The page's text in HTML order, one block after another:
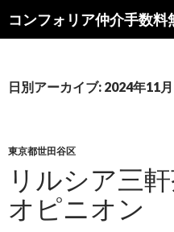
コンフォリア仲介手数料
索
ン
キ
ッ
プ
日別アーカイブ: 2024年11
東京都世田谷区
リルシア三
オピニオン